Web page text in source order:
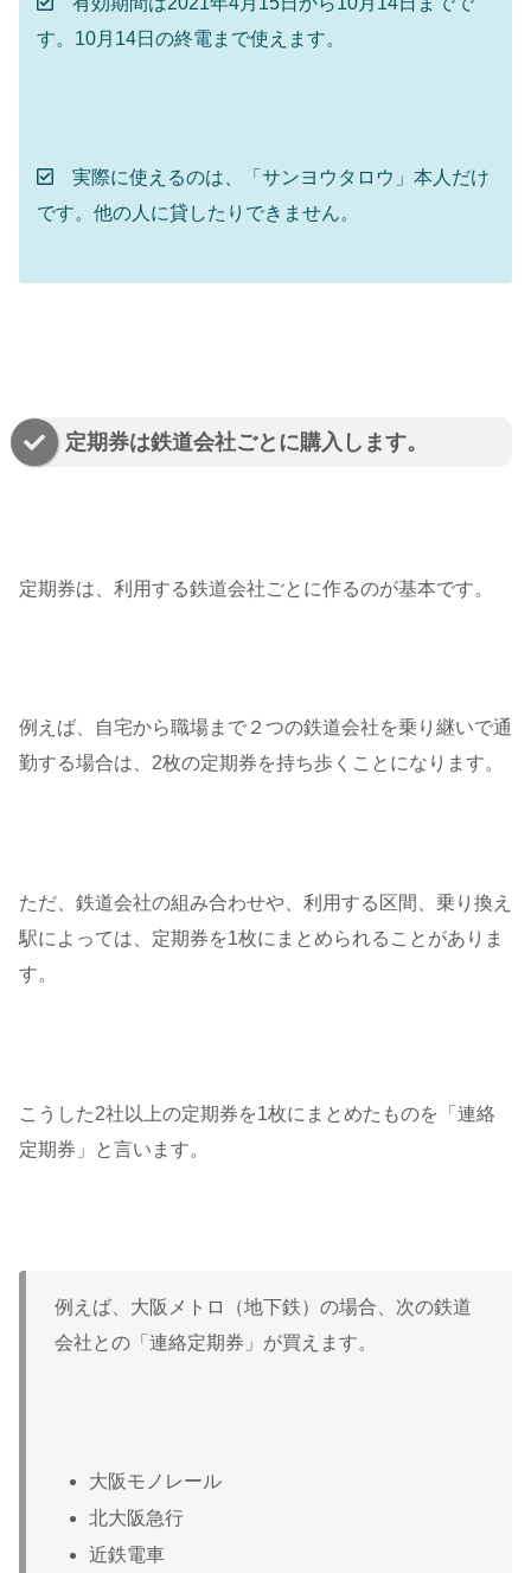
す。10月14日の終電まで使えます。
実際に使えるのは、「サンヨウタロウ」本人だけ
です。他の人に貸したりできません。
定期券は鉄道会社ごとに購入します。
定期券は、利用する鉄道会社ごとに作るのが基本です。
例えば、自宅から職場まで２つの鉄道会社を乗り継いで通
勤する場合は、2枚の定期券を持ち歩くことになります。
ただ、鉄道会社の組み合わせや、利用する区間、乗り換え
駅によっては、定期券を1枚にまとめられることがありま
す。
こうした2社以上の定期券を1枚にまとめたものを「連絡
定期券」と言います。
例えば、大阪メトロ（地下鉄）の場合、次の鉄道
会社との「連絡定期券」が買えます。
大阪モノレール
北大阪急行
近鉄電車